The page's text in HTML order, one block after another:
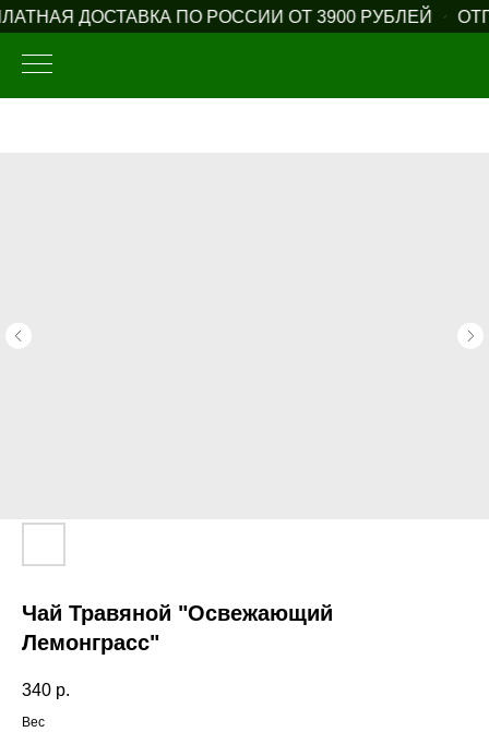
ДОСТАВКА ПО РОССИИ ОТ 3900 РУБЛЕЙ
Чай Травяной "Освежающий
Лемонграсс"
340 р.
Вес